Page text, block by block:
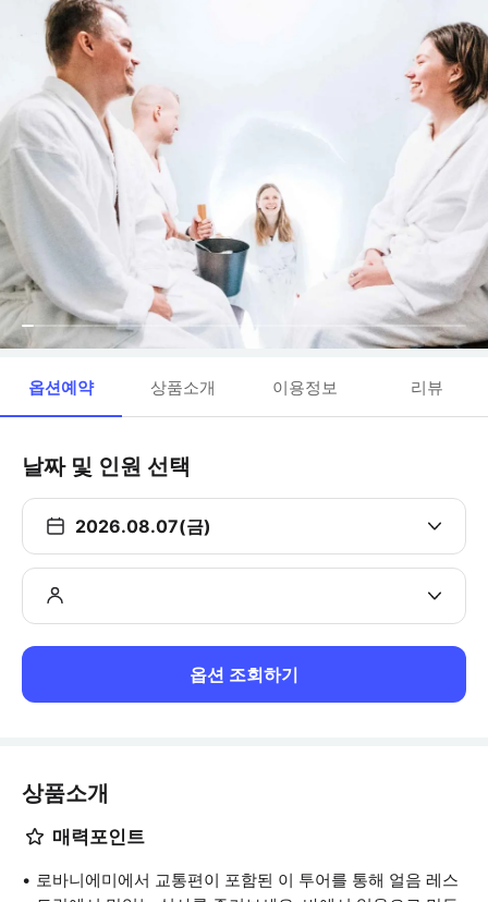
옵션예약 상품소개 이용정보 리뷰
날짜 및 인원 선택
2026.08.07(금)
옵션 조회하기
상품소개
매력포인트
로바니에미에서 교통편이 포함된 이 투어를 통해 얼음 레스